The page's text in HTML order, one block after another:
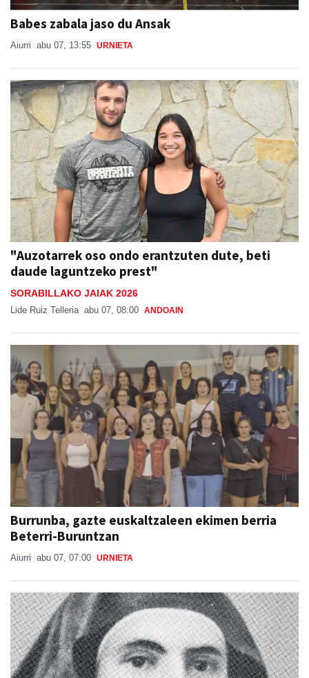
Babes zabala jaso du Ansak
Aiurri abu 07, 13:55 URNIETA
"Auzotarrek oso ondo erantzuten dute, beti
daude laguntzeko prest"
SORABILLAKO JAIAK 2026
Lide Ruiz Telleria abu 07, 08:00 ANDOAIN
Burrunba, gazte euskaltzaleen ekimen berria
Beterri-Buruntzan
Aiurri abu 07, 07:00 URNIETA